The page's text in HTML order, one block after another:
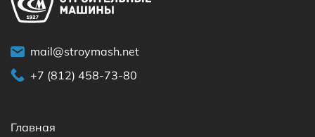
mail@stroymash.net
+7 (812) 458-73-80
Главная